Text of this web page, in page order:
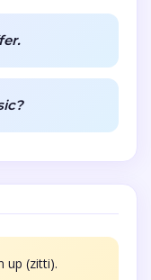
up (zitti).